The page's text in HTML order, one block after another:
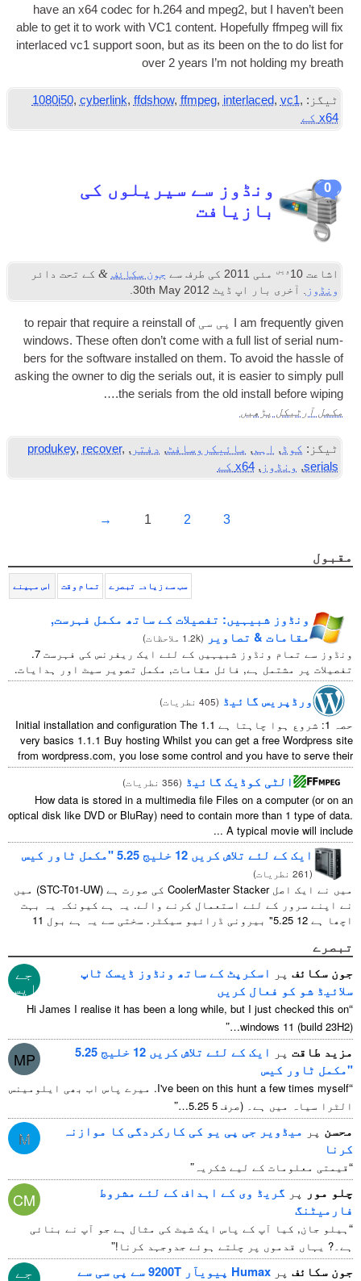
have an x64 codec for h.264 and mpeg2,but
able to get it to work with VC1 con­tent.
inter­laced vc1 sup­port soon,but as its been on
over2years I’m not
1080i50,cyberlink, ffdshow,ffmpeg ,
سے سیریلوں کی
کی طرف سے جون سکائف &کے تحت دائر
اپ ڈیٹ
30th May 2012
.
I am پی سی to repair that require a rein­stall of
win­dows. These often don’t come with a full
bers for the soft­ware installed on them. To
ask­ing the own­er to dig the seri­als out,it is
the seri­als from the old install
مائیکروسافٹ, دفتر,
produkey,recover ,
x64 کے
→
اس مہینے تمام وقت
تفصیلات کے ساتھ مکمل فہرست,
& تصاویر ( 1.2k ملاحظات )
ونڈوز سے تمام ونڈوز شبیہیں کے لئے ایک ریفرنس کی فہرست 7.
ہے, فائل مقامات, مکمل تصویر سیٹ اور ہدایات.
گائیڈ ( 405 نطریات )
Initial installation and configuration The
very basics1.1.1 Buy hosting Whilst you can get a
from wordpress.com,you lose some control and you
کوڈیک گائیڈ (356 نطریات )
How data is stored in a multimedia file Files on a
optical disk like DVD or BluRay)need to contain more
A
...
12 خلیج 5.25 "مکمل ٹاور کیس
میں نے ایک اصل CoolerMaster Stacker کی صورت ہے (STC-T01-UW) میں
لئے استعمال کرنے والے. یہ ہے کیونکہ یہ بہت
اچھا ہے 12 5.25" بیرونی ڈرائیو سیکٹر. سختی سے یہ ہے بول 11
جے
ایس
اسکرپٹ کے ساتھ ونڈوز ڈیسک ٹاپ
کریں
Hi James I realise it has been a long while ,but I
”
MP
ایک کے لئے تلاش کریں 12 خلیج 5.25
I've been on this hunt. میرے پاس اب بھی ایلومینس
5 5.25…
M جی پی یو کی کارکردگی کا موازنہ
کے لیے شکریہ”
CM وی کے اہداف کے لئے مشروط
کے پاس ایک شیٹ کی مثال ہے جو آپ نے بنائی
پر چلتے ہوئے جدوجہد کرنا!”
جے Humax پیویآر 9200T سے پی سی سے